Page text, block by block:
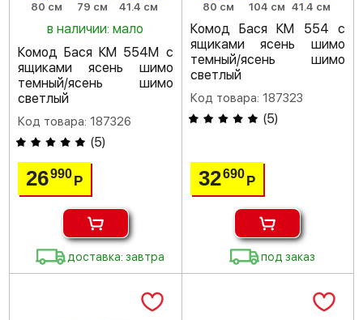
80 см
79 см
41.4 см
в наличии: мало
Комод Бася КМ 554М с
ящиками ясень шимо
темный/ясень шимо
светлый
Код товара: 187326
(5)
26990Р
доставка: завтра
80 см
104 см
41.4 см
Комод Бася КМ 554 с
ящиками ясень шимо
темный/ясень шимо
светлый
Код товара: 187323
(5)
32690 Р
под заказ